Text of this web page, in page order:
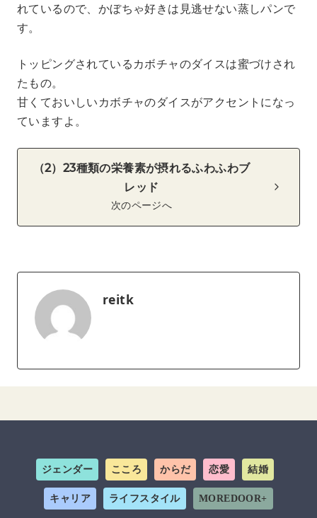
れているので、かぼちゃ好きは見逃せない蒸しパンで
す。
トッピングされているカボチャのダイスは蜜づけされ
たもの。
甘くておいしいカボチャのダイスがアクセントになっ
ていますよ。
（2）23種類の栄養素が摂れるふわふわブ
レッド
次のページへ
reitk
ジェンダー こころ からだ 恋愛 結婚
キャリア ライフスタイル MOREDOOR+